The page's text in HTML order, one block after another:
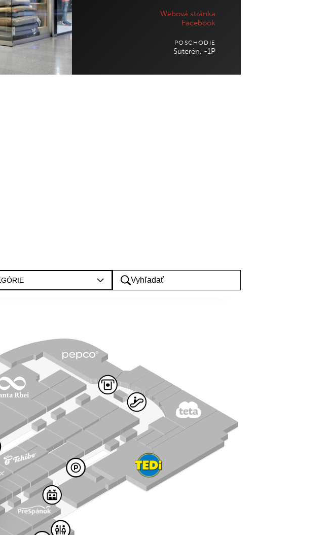
– 22.00
- TIME OUT
– 21.00
: 09:00 – 21:00
infocentral@central.sk
NÁKUPNÉHO CENTRA
/ PRENÁJMY
NÁJOMNÝCH
JEDNOTIEK
Webová stránka
Facebook
POSCHODIE
Suterén, -1P